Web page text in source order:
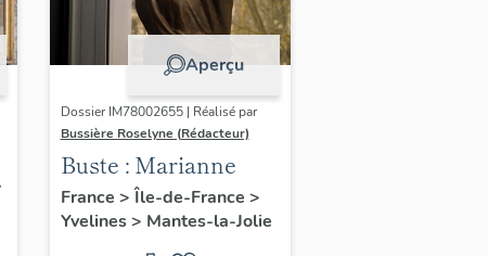
Aperçu
Dossier IM78002655 | Réalisé par
Bussière Roselyne (Rédacteur)
Buste : Marianne
France > Île-de-France >
Yvelines> Mantes-la-Jolie